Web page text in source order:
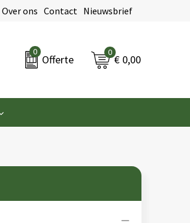
Over ons Contact Nieuwsbrief
0
Offerte
0
€ 0,00